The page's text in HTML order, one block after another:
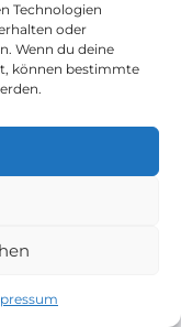
Technologien
oder
Wenn du deine
können bestimmte
AGB
Kontakt